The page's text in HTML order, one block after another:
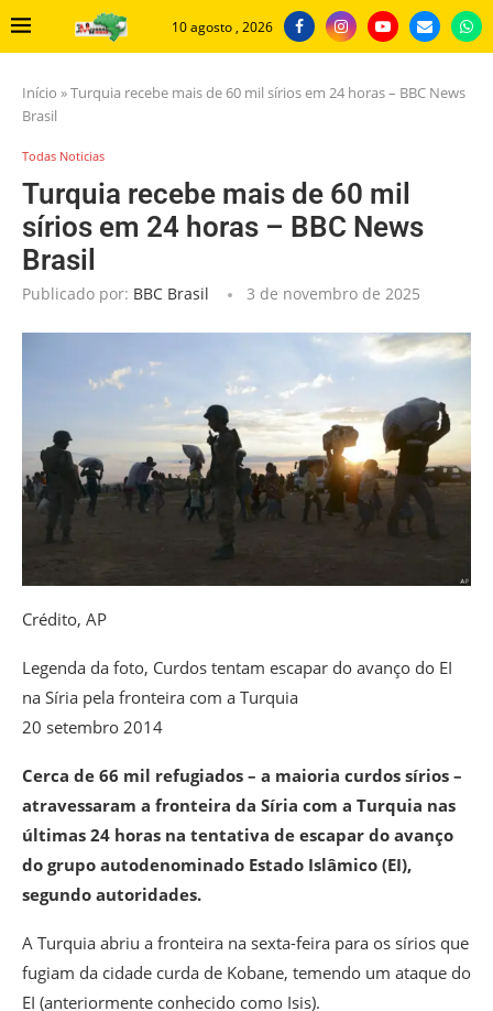
10 agosto , 2026
Início »Turquia recebe mais de 60 mil sírios em 24 horas – BBC News
Brasil
Todas Noticias
Turquia recebe mais de 60 mil
sírios em 24 horas – BBC News
Brasil
Publicado por: BBC Brasil 3 de novembro de 2025
Crédito, AP
Legenda da foto, Curdos tentam escapar do avanço do EI
na Síria pela fronteira com a Turquia
20 setembro 2014
Cerca de 66 mil refugiados – a maioria curdos sírios –
atravessaram a fronteira da Síria com a Turquia nas
últimas 24 horas na tentativa de escapar do avanço
do grupo autodenominado Estado Islâmico (EI),
segundo autoridades.
A Turquia abriu a fronteira na sexta-feira para os sírios que
fugiam da cidade curda de Kobane, temendo um ataque do
EI (anteriormente conhecido como Isis).